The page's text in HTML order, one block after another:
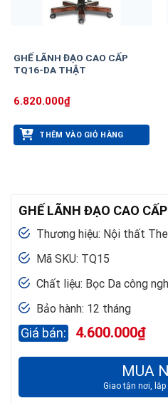
GHẾ LÃNH ĐẠO CAO CẤP
TQ16-DA THẬT
6.820.000₫
THÊM VÀO GIỎ HÀNG
GHẾ LÃNH ĐẠO CAO
Thương hiệu: Nội thất
Mã SKU: TQ15
Chất liệu: Bọc Da công
Bảo hành: 12 tháng
4.600.000₫
MUA
Giao tận nơi,